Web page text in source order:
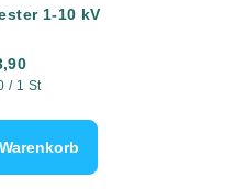
1-10 kV
/ 1 St